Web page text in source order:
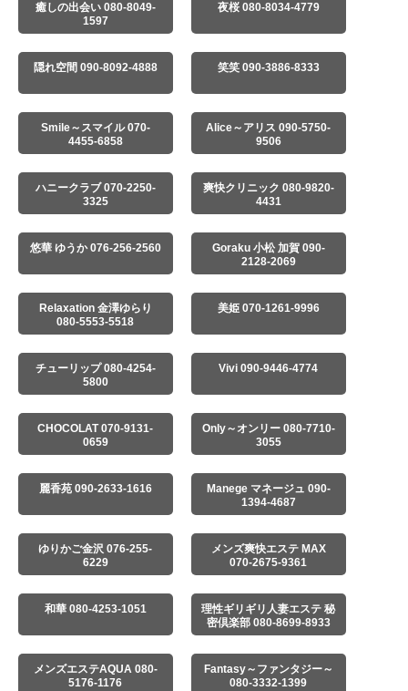
癒しの出会い 080-8049-
1597
夜桜 080-8034-4779
隠れ空間 090-8092-4888 笑笑 090-3886-8333
Smile～スマイル 070-
4455-6858
Alice～アリス 090-5750-
9506
ハニークラブ 070-2250-
3325
爽快クリニック 080-9820-
4431
悠華 ゆうか 076-256-2560
Goraku 小松 加賀 090-
2128-2069
Relaxation 金澤ゆらり
080-5553-5518
美姫 070-1261-9996
チューリップ 080-4254-
5800
Vivi 090-9446-4774
CHOCOLAT 070-9131-
0659
Only～オンリー 080-7710-
3055
麗香苑 090-2633-1616
Manege マネージュ 090-
1394-4687
ゆりかご金沢 076-255-
6229
メンズ爽快エステ MAX
070-2675-9361
和華 080-4253-1051
理性ギリギリ人妻エステ 秘
密倶楽部 080-8699-8933
メンズエステAQUA 080-
5176-1176
Fantasy～ファンタジー～
080-3332-1399